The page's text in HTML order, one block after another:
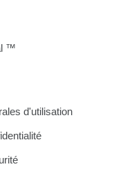
d'utilisation
™